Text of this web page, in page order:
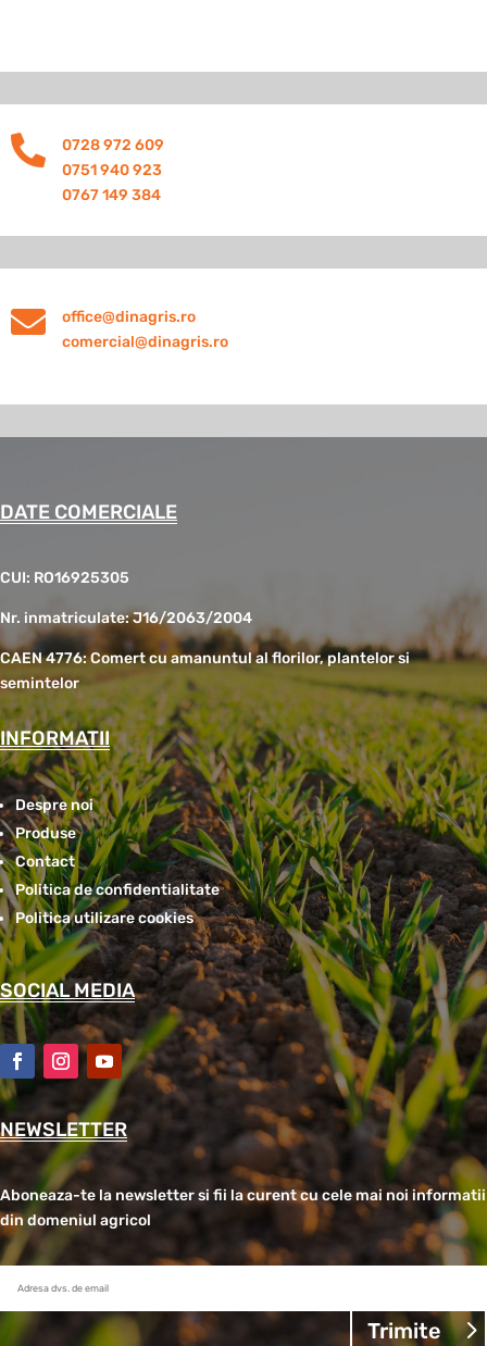

0728 972 609
0751 940 923
0767 149 384

office@dinagris.ro
comercial@dinagris.ro
DATE COMERCIALE
CUI: RO16925305
Nr. inmatriculate: J16/2063/2004
CAEN 4776: Comert cu amanuntul al florilor, plantelor si
semintelor
INFORMATII
Despre noi
Produse
Contact
Politica de confidentialitate
Politica utilizare cookies
SOCIAL MEDIA
NEWSLETTER
Aboneaza-te la newsletter si fii la curent cu cele mai noi informatii
din domeniul agricol
Trimite